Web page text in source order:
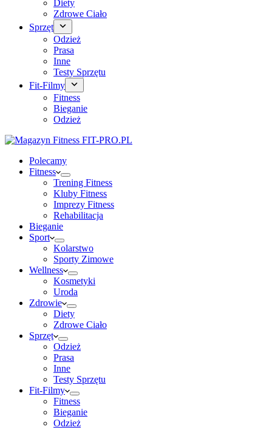
Diety
Zdrowe Ciało
Sprzęt
Odzież
Prasa
Inne
Testy Sprzętu
Fit-Filmy
Fitness
Bieganie
Odzież
Polecamy
Fitness
Trening Fitness
Kluby Fitness
Imprezy Fitness
Rehabilitacja
Bieganie
Sport
Kolarstwo
Sporty Zimowe
Wellness
Kosmetyki
Uroda
Zdrowie
Diety
Zdrowe Ciało
Sprzęt
Odzież
Prasa
Inne
Testy Sprzętu
Fit-Filmy
Fitness
Bieganie
Odzież